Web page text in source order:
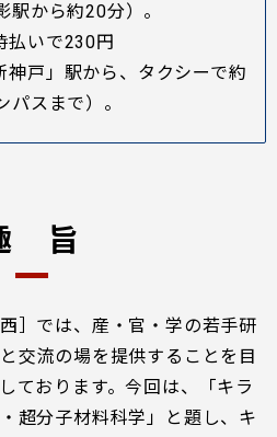
駅から約20分）。
いで230円
」駅から、タクシーで約
パスまで）。
旨
］では、産・官・学の若手研
交流の場を提供することを目
ております。今回は、「キラ
超分子材料科学」と題し、キ